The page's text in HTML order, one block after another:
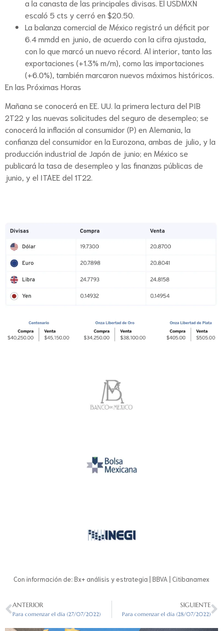
a la canasta de las principales divisas. El USDMXN
escaló 5 cts y cerró en $20.50.
La balanza comercial de México registró un déficit por
6.4 mmdd en junio, de acuerdo con la cifra ajustada,
con lo que marcó un nuevo récord. Al interior, tanto las
exportaciones (+1.3% m/m), como las importaciones
(+6.0%), también marcaron nuevos máximos históricos.
En las Próximas Horas
Mañana se conocerá en EE. UU. la primera lectura del PIB
2T22 y las nuevas solicitudes del seguro de desempleo; se
conocerá la inflación al consumidor (P) en Alemania, la
confianza del consumidor en la Eurozona, ambas de julio, y la
producción industrial de Japón de junio; en México se
publicará la tasa de desempleo y las finanzas públicas de
junio, y el ITAEE del 1T22.
Con información de: Bx+ análisis y estrategia | BBVA | Citibanamex
ANTERIOR
Para comenzar el día (27/07/2022)
SIGUIENTE
Para comenzar el día (28/07/2022)